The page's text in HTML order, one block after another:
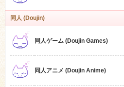
同人 (Doujin)
同人ゲーム (Doujin Games)
同人アニメ (Doujin Anime)